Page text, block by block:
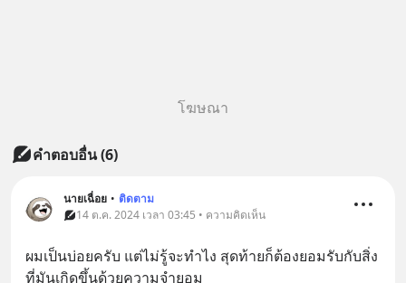
โฆษณา
คำตอบอื่น(6)
นายเฉื่อย • ติดตาม
14 ต.ค. 2024 เวลา 03:45 • ความคิดเห็น
ผมเป็นบ่อยครับ แต่ไม่รู้จะทำไง สุดท้ายก็ต้องยอมรับกับสิ่ง
ที่มันเกิดขึ้นด้วยความจำยอม